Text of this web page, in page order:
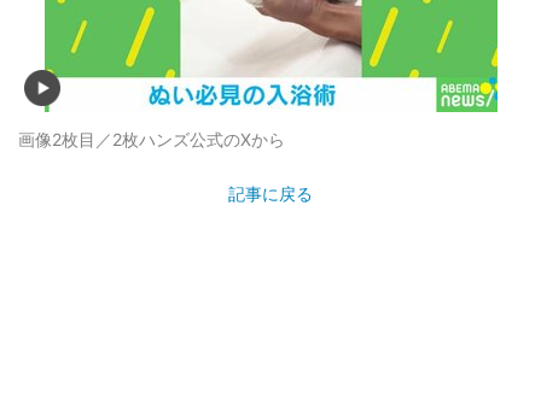
画像2枚目／2枚ハンズ公式のXから
記事に戻る